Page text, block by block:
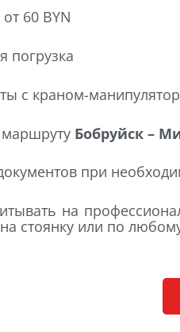
60 BYN
погрузка
с краном-
Бобруйск –
при
на
стоянку или по